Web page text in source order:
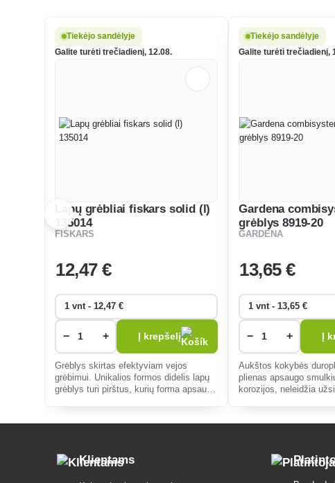
Tiekėjo sandėlyje
Galite turėti trečiadienį, 12.08.
Lapų grėbliai fiskars solid (l)
135014
FISKARS
12,47 €
− + Į krepšelį
Grėblys skirtas efektyviam vejos
grėbimui. Unikalios formos didelis lapų
grėblys turi pirštus, kurių forma apsaugo
Tiekėjo sandėlyje
Galite turėti trečiadienį,
Gardena
grėblys 8919-20
GARDENA
13,65 €
− + Į
Aukštos kokybės
plienas apsaugo
korozijos, neleidžia
Klientams